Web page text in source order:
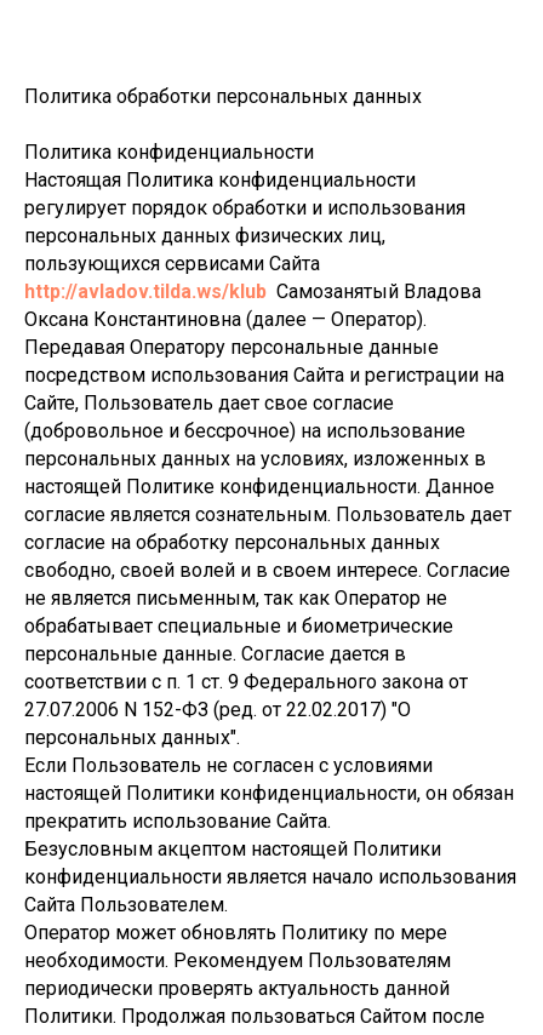
Политика обработки персональных данных
Политика конфиденциальности
Настоящая Политика конфиденциальности
регулирует порядок обработки и использования
персональных данных физических лиц,
пользующихся сервисами Сайта
http://avladov.tilda.ws/klub Самозанятый Владова
Оксана Константиновна (далее — Оператор).
Передавая Оператору персональные данные
посредством использования Сайта и регистрации на
Сайте, Пользователь дает свое согласие
(добровольное и бессрочное) на использование
персональных данных на условиях, изложенных в
настоящей Политике конфиденциальности. Данное
согласие является сознательным. Пользователь дает
согласие на обработку персональных данных
свободно, своей волей и в своем интересе. Согласие
не является письменным, так как Оператор не
обрабатывает специальные и биометрические
персональные данные. Согласие дается в
соответствии с п. 1 ст. 9 Федерального закона от
27.07.2006 N 152-ФЗ (ред. от 22.02.2017) "О
персональных данных".
Если Пользователь не согласен с условиями
настоящей Политики конфиденциальности, он обязан
прекратить использование Сайта.
Безусловным акцептом настоящей Политики
конфиденциальности является начало использования
Сайта Пользователем.
Оператор может обновлять Политику по мере
необходимости. Рекомендуем Пользователям
периодически проверять актуальность данной
Политики. Продолжая пользоваться Сайтом после